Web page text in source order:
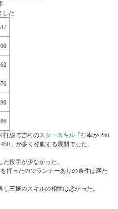
した
打線で吉村のスタースキル 「打率が.250
」が多く発動する展開でした。
投手が少なかった。
打ったのでランナーありの条件は満た
三振のスキルの相性は悪かった。